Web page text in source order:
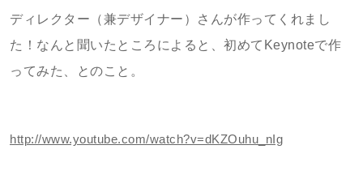
ディレクター（兼デザイナー）さんが作ってくれまし
た！なんと聞いたところによると、初めてKeynoteで作
ってみた、とのこと。
http://www.youtube.com/watch?v=dKZOuhu_nIg